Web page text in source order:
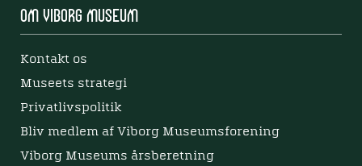
Om Viborg Museum
Kontakt os
Museets strategi
Privatlivspolitik
Bliv medlem af Viborg Museumsforening
Viborg Museums årsberetning